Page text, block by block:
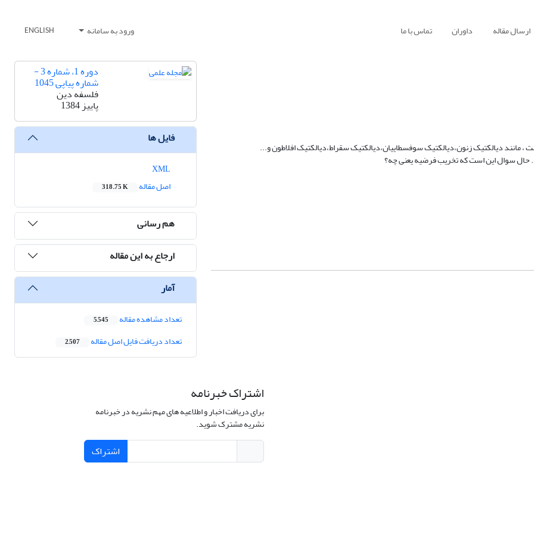
ارسال مقاله داوران تماس با ما ورود به سامانه ENGLISH
، مانند دیالکتیک زنون،دیالکتیک سوفسطاییان،دیالکتیک سقراط،دیالکتیک افلاطون و...
. حال سوال این است که تخریب فرضیه یعنی چه؟
دوره 1، شماره 3 -
شماره پیاپی 1045
فلسفه دین
پاییز 1384
فایل ها
اصل مقاله
318.75 K
هم رسانی
ارجاع به این مقاله
آمار
تعداد مشاهده مقاله 5,545
تعداد دریافت فایل اصل مقاله 2,507
اشتراک خبرنامه
برای دریافت اخبار و اطلاعیه های مهم نشریه در خبرنامه
نشریه مشترک شوید.
اشتراک